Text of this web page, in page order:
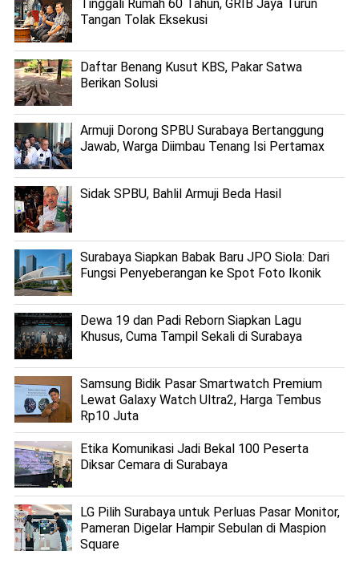
Tinggali Rumah 60 Tahun, GRIB Jaya Turun
Tangan Tolak Eksekusi
Daftar Benang Kusut KBS, Pakar Satwa
Berikan Solusi
Armuji Dorong SPBU Surabaya Bertanggung
Jawab, Warga Diimbau Tenang Isi Pertamax
Sidak SPBU, Bahlil Armuji Beda Hasil
Surabaya Siapkan Babak Baru JPO Siola: Dari
Fungsi Penyeberangan ke Spot Foto Ikonik
Dewa 19 dan Padi Reborn Siapkan Lagu
Khusus, Cuma Tampil Sekali di Surabaya
Samsung Bidik Pasar Smartwatch Premium
Lewat Galaxy Watch Ultra2, Harga Tembus
Rp10 Juta
Etika Komunikasi Jadi Bekal 100 Peserta
Diksar Cemara di Surabaya
LG Pilih Surabaya untuk Perluas Pasar Monitor,
Pameran Digelar Hampir Sebulan di Maspion
Square